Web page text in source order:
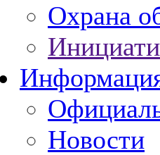
Охрана
Новости